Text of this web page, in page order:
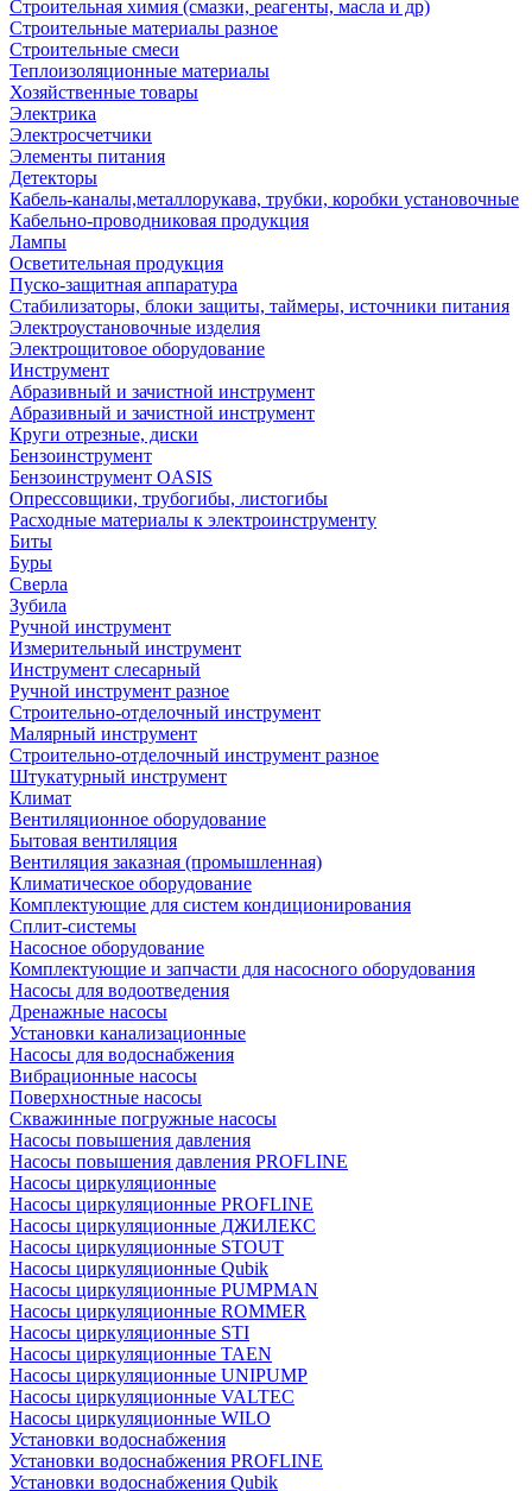
Строительная химия (смазки, реагенты, масла и др)
Строительные материалы разное
Строительные смеси
Теплоизоляционные материалы
Хозяйственные товары
Электрика
Электросчетчики
Элементы питания
Детекторы
Кабель-каналы,металлорукава, трубки, коробки установочные
Кабельно-проводниковая продукция
Лампы
Осветительная продукция
Пуско-защитная аппаратура
Стабилизаторы, блоки защиты, таймеры, источники питания
Электроустановочные изделия
Электрощитовое оборудование
Инструмент
Абразивный и зачистной инструмент
Абразивный и зачистной инструмент
Круги отрезные, диски
Бензоинструмент
Бензоинструмент OASIS
Опрессовщики, трубогибы, листогибы
Расходные материалы к электроинструменту
Биты
Буры
Сверла
Зубила
Ручной инструмент
Измерительный инструмент
Инструмент слесарный
Ручной инструмент разное
Строительно-отделочный инструмент
Малярный инструмент
Строительно-отделочный инструмент разное
Штукатурный инструмент
Климат
Вентиляционное оборудование
Бытовая вентиляция
Вентиляция заказная (промышленная)
Климатическое оборудование
Комплектующие для систем кондиционирования
Сплит-системы
Насосное оборудование
Комплектующие и запчасти для насосного оборудования
Насосы для водоотведения
Дренажные насосы
Установки канализационные
Насосы для водоснабжения
Вибрационные насосы
Поверхностные насосы
Скважинные погружные насосы
Насосы повышения давления
Насосы повышения давления PROFLINE
Насосы циркуляционные
Насосы циркуляционные PROFLINE
Насосы циркуляционные ДЖИЛЕКС
Насосы циркуляционные STOUT
Насосы циркуляционные Qubik
Насосы циркуляционные PUMPMAN
Насосы циркуляционные ROMMER
Насосы циркуляционные STI
Насосы циркуляционные TAEN
Насосы циркуляционные UNIPUMP
Насосы циркуляционные VALTEC
Насосы циркуляционные WILO
Установки водоснабжения
Установки водоснабжения PROFLINE
Установки водоснабжения Qubik